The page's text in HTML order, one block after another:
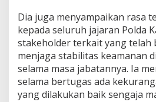
Dia juga menyampaikan rasa
kepada seluruh jajaran Polda
stakeholder terkait yang telah
menjaga stabilitas keamanan
selama masa jabatannya. Ia
selama bertugas ada
yang dilakukan baik sengaja